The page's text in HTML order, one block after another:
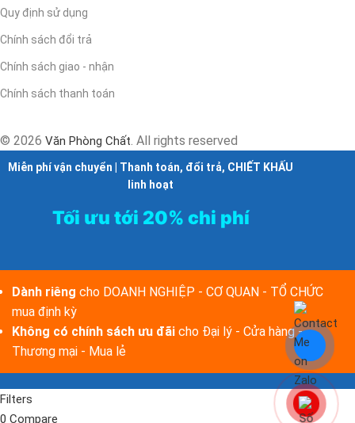
Quy định sử dụng
Chính sách đổi trả
Chính sách giao - nhận
Chính sách thanh toán
© 2026 Văn Phòng Chất. All rights reserved
Miễn phí vận chuyển | Thanh toán, đổi trả, CHIẾT KHẤU
linh hoạt
Tối ưu tới 20% chi phí
Dành riêng cho DOANH NGHIỆP - CƠ QUAN - TỔ CHỨC
mua định kỳ
Không có chính sách ưu đãi cho Đại lý - Cửa hàng -
Thương mại - Mua lẻ
Filters
0 Compare